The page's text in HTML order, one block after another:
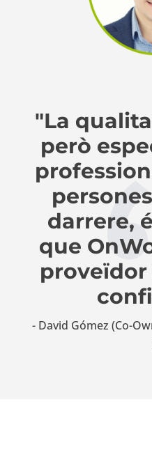
"La
però
darrere,
que
proveïdor
- David Gómez (Co-